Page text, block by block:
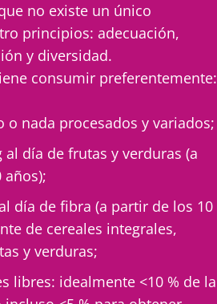
no existe un único
principios: adecuación,
y diversidad.
consumir preferentemente:
o nada procesados y variados;
al día de frutas y verduras (a
día de fibra (a partir de los 10
de cereales integrales,
y verduras;
libres: idealmente <10 % de la